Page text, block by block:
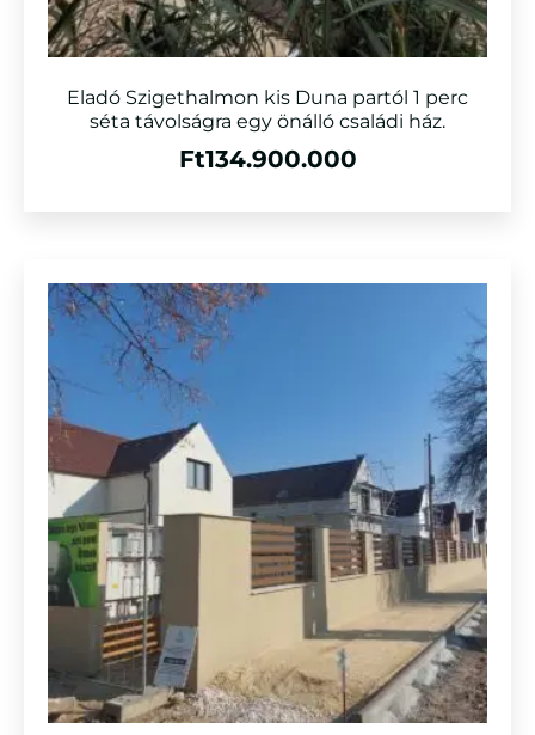
Eladó Szigethalmon kis Duna partól 1 perc
séta távolságra egy önálló családi ház.
Ft134.900.000